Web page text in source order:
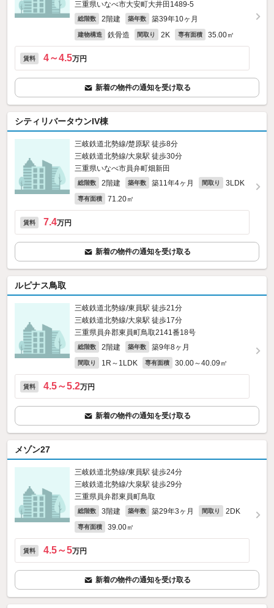
三重県いなべ市大安町大井田1489‐5
総階数 2階建 築年数 築39年10ヶ月
建物構造 鉄骨造 間取り 2K 専有面積 35.00㎡
賃料 4～4.5万円
新着の物件の通知を受け取る
シティリバータウンIV棟
三岐鉄道北勢線/楚原駅 徒歩8分
三岐鉄道北勢線/大泉駅 徒歩30分
三重県いなべ市員弁町畑新田
総階数 2階建 築年数 築11年4ヶ月 間取り 3LDK
専有面積 71.20㎡
賃料 7.4万円
新着の物件の通知を受け取る
ルピナス鳥取
三岐鉄道北勢線/東員駅 徒歩21分
三岐鉄道北勢線/大泉駅 徒歩17分
三重県員弁郡東員町鳥取2141番18号
総階数 2階建 築年数 築9年8ヶ月
間取り 1R～1LDK 専有面積 30.00～40.09㎡
賃料 4.5～5.2万円
新着の物件の通知を受け取る
メゾン27
三岐鉄道北勢線/東員駅 徒歩24分
三岐鉄道北勢線/大泉駅 徒歩29分
三重県員弁郡東員町鳥取
総階数 3階建 築年数 築29年3ヶ月 間取り 2DK
専有面積 39.00㎡
賃料 4.5～5万円
新着の物件の通知を受け取る